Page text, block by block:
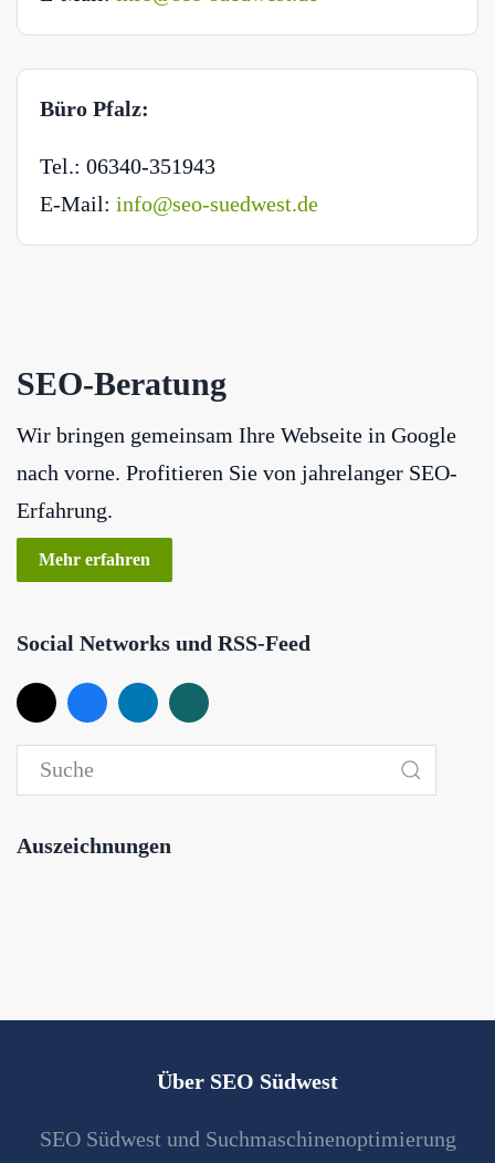
Büro Pfalz:
Tel.: 06340-351943
E-Mail: info@seo-suedwest.de
SEO-Beratung
Wir bringen gemeinsam Ihre Webseite in Google
nach vorne. Profitieren Sie von jahrelanger SEO-
Erfahrung.
Mehr erfahren
Social Networks und RSS-Feed
Auszeichnungen
Über SEO Südwest
SEO Südwest und Suchmaschinenoptimierung